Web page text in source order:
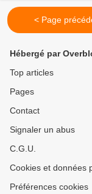
< Page
Hébergé par
Top articles
Pages
Contact
Signaler un abus
C.G.U.
Cookies et données
Préférences cookies